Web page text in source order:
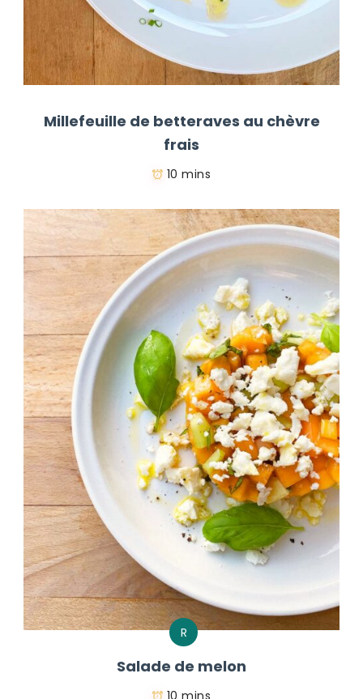
Millefeuille de betteraves au chèvre
frais
10 mins
R
Salade de melon